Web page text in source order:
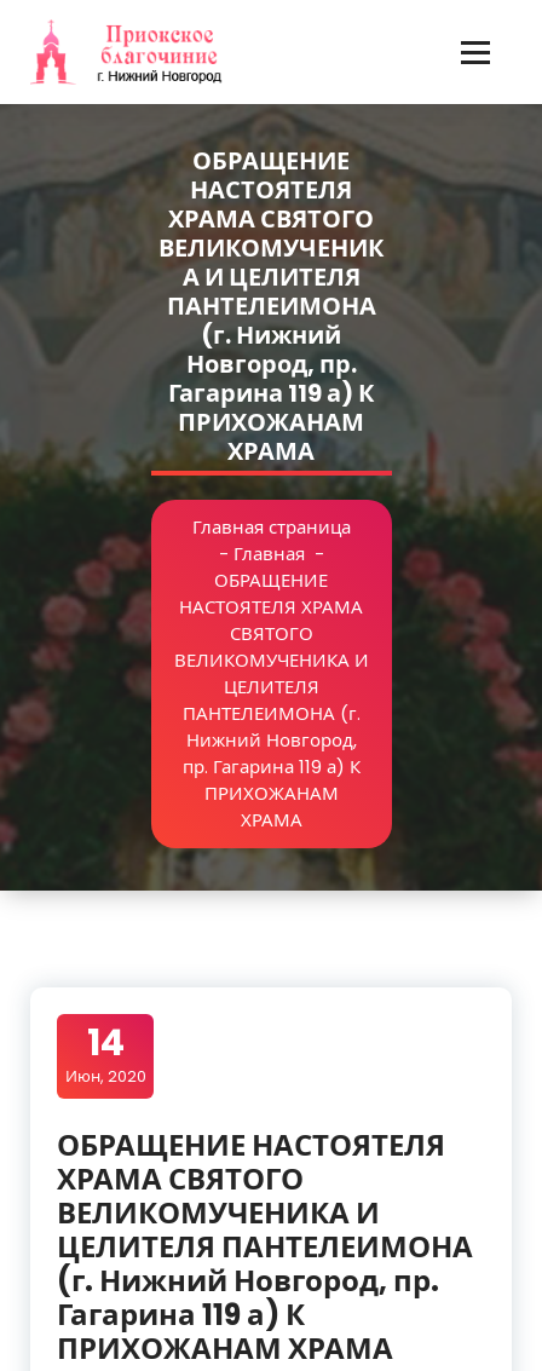
содержимому
ОБРАЩЕНИЕ
НАСТОЯТЕЛЯ
ХРАМА СВЯТОГО
ВЕЛИКОМУЧЕНИК
А И ЦЕЛИТЕЛЯ
ПАНТЕЛЕИМОНА
(г. Нижний
Новгород, пр.
Гагарина 119 а) К
ПРИХОЖАНАМ
ХРАМА
Главная страница
- Главная-
ОБРАЩЕНИЕ
НАСТОЯТЕЛЯ ХРАМА
СВЯТОГО
ВЕЛИКОМУЧЕНИКА И
ЦЕЛИТЕЛЯ
ПАНТЕЛЕИМОНА (г.
Нижний Новгород,
пр. Гагарина 119 а) К
ПРИХОЖАНАМ
ХРАМА
14
Июн, 2020
ОБРАЩЕНИЕ НАСТОЯТЕЛЯ
ХРАМА СВЯТОГО
ВЕЛИКОМУЧЕНИКА И
ЦЕЛИТЕЛЯ ПАНТЕЛЕИМОНА
(г. Нижний Новгород, пр.
Гагарина 119 а) К
ПРИХОЖАНАМ ХРАМА